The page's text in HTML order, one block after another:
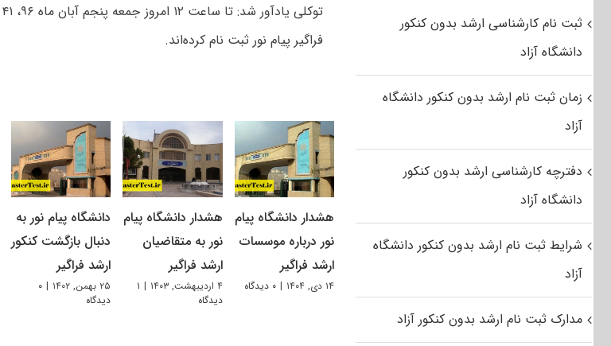
فراگیر پیام نور ثبت نام کرده‌اند.
هشدار دانشگاه پیام
نور درباره موسسات
ارشد فراگیر
۱۴ دی, ۱۴۰۴ | ۰ دیدگاه
هشدار دانشگاه پیام
نور به متقاضیان
ارشد فراگیر
۴ اردیبهشت, ۱۴۰۳ | ۱
دیدگاه
دانشگاه پیام نور به
دنبال بازگشت کنکور
ارشد فراگیر
۲۵ بهمن, ۱۴۰۲ | ۰
دیدگاه
ثبت نام کارشناسی ارشد بدون کنکور
دانشگاه آزاد
زمان ثبت نام ارشد بدون کنکور دانشگاه
آزاد
دفترچه کارشناسی ارشد بدون کنکور
دانشگاه آزاد
شرایط ثبت نام ارشد بدون کنکور دانشگاه
آزاد
مدارک ثبت نام ارشد بدون کنکور آزاد